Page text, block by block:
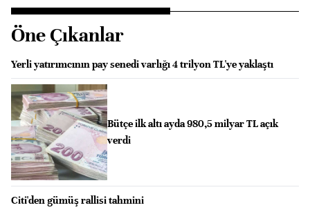
Öne Çıkanlar
Yerli yatırımcının pay senedi varlığı 4 trilyon TL'ye yaklaştı
Bütçe ilk altı ayda 980,5 milyar TL açık
verdi
Citi'den gümüş rallisi tahmini